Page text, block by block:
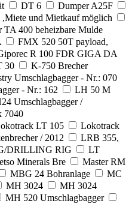
DT 6
Dumper A25F
und Mietkauf möglich
TA 400 beheizbare Mulde
FMX 520 50T payload,
R 100 FDR GIGA DA
30
K-750 Brecher
Umschlagbagger - Nr.: 070
- Nr.: 162
LH 50 M
Umschlagbagger /
7040
LT 105
Lokotrack
/ 2012
LRB 355,
DRILLING RIG
LT
Minerals Bre
Master RM
MBG 24 Bohranlage
MC
MH 3024
MH 3024
MH 520 Umschlagbagger